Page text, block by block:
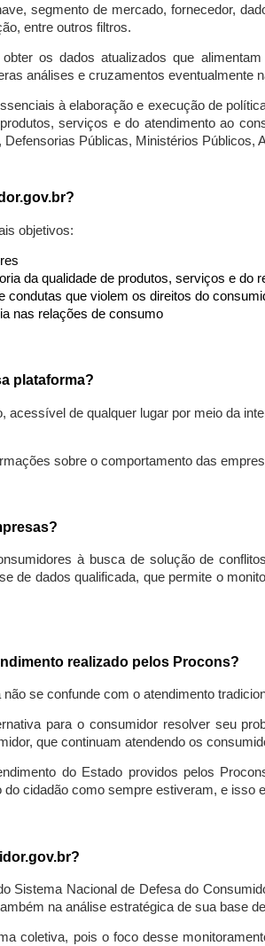
segmento de mercado, fornecedor,
entre outros filtros.
os dados atualizados que
análises e cruzamentos eventualmente
à elaboração e execução de
serviços e do atendimento ao
Públicas, Ministérios
objetivos:
da qualidade de produtos, serviços e
condutas que violem os direitos do
nas relações de consumo
plataforma?
acessível de qualquer lugar por meio da
sobre o comportamento das
à busca de solução de
de dados qualificada, que permite o
realizado pelos Procons?
se confunde com o atendimento
para o consumidor resolver seu
que continuam atendendo os
do Estado providos pelos
cidadão como sempre estiveram, e isso
Sistema Nacional de Defesa do
na análise estratégica de sua base
coletiva, pois o foco desse